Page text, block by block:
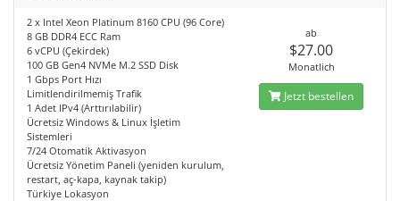
2 x Intel Xeon Platinum 8160 CPU (96 Core)
8 GB DDR4 ECC Ram
6 vCPU (Çekirdek)
100 GB Gen4 NVMe M.2 SSD Disk
1 Gbps Port Hızı
Limitlendirilmemiş Trafik
1 Adet IPv4 (Arttırılabilir)
Ücretsiz Windows & Linux İşletim
Sistemleri
7/24 Otomatik Aktivasyon
Ücretsiz Yönetim Paneli (yeniden kurulum,
restart, aç-kapa, kaynak takip)
Türkiye Lokasyon
ab
$27.00
Monatlich
Jetzt bestellen